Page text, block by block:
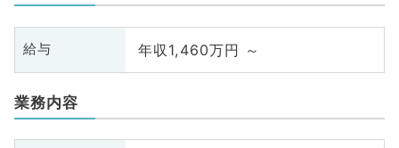
給与 年収1,460万円 ～
業務内容